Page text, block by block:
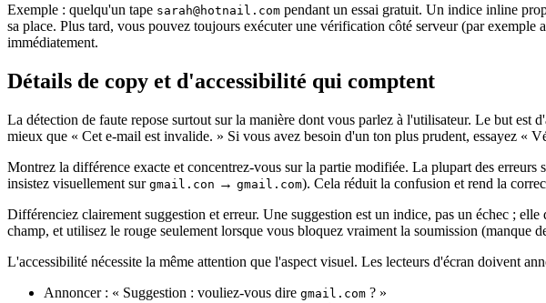
Exemple : quelqu'un tape sarah@hotnail.com pendant un essai gratuit. Un indice inline
sa place. Plus tard, vous pouvez toujours exécuter une vérification côté serveur (par
immédiatement.
Détails de copy et d'accessibilité qui comptent
La détection de faute repose surtout sur la manière dont vous parlez à l'utilisateur. Le but
mieux que « Cet e‑mail est invalide. » Si vous avez besoin d'un ton plus prudent, essayez «
Montrez la différence exacte et concentrez‑vous sur la partie modifiée. La plupart des
insistez visuellement sur gmail.con → gmail.com). Cela réduit la confusion et rend la
Différenciez clairement suggestion et erreur. Une suggestion est un indice, pas un échec ;
champ, et utilisez le rouge seulement lorsque vous bloquez vraiment la soumission (manque
L'accessibilité nécessite la même attention que l'aspect visuel. Les lecteurs d'écran doivent
Annoncer : « Suggestion : vouliez‑vous dire gmail.com ? »